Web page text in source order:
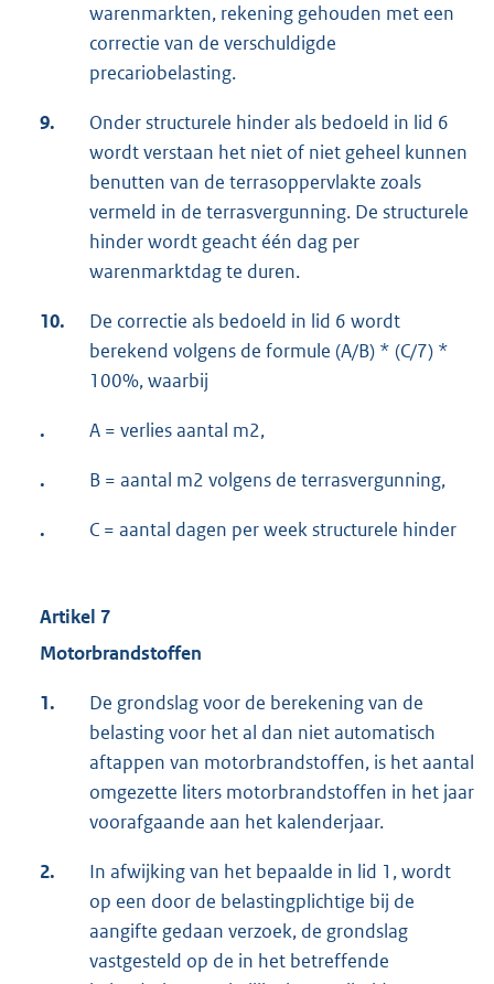
warenmarkten, rekening gehouden met een
correctie van de verschuldigde
precariobelasting.
9.
Onder structurele hinder als bedoeld in lid 6
wordt verstaan het niet of niet geheel kunnen
benutten van de terrasoppervlakte zoals
vermeld in de terrasvergunning. De structurele
hinder wordt geacht één dag per
warenmarktdag te duren.
10.
De correctie als bedoeld in lid 6 wordt
berekend volgens de formule (A/B) * (C/7) *
100%, waarbij
. A = verlies aantal m2,
. B = aantal m2 volgens de terrasvergunning,
. C = aantal dagen per week structurele hinder
Artikel 7
Motorbrandstoffen
1.
De grondslag voor de berekening van de
belasting voor het al dan niet automatisch
aftappen van motorbrandstoffen, is het aantal
omgezette liters motorbrandstoffen in het jaar
voorafgaande aan het kalenderjaar.
2.
In afwijking van het bepaalde in lid 1, wordt
op een door de belastingplichtige bij de
aangifte gedaan verzoek, de grondslag
vastgesteld op de in het betreffende